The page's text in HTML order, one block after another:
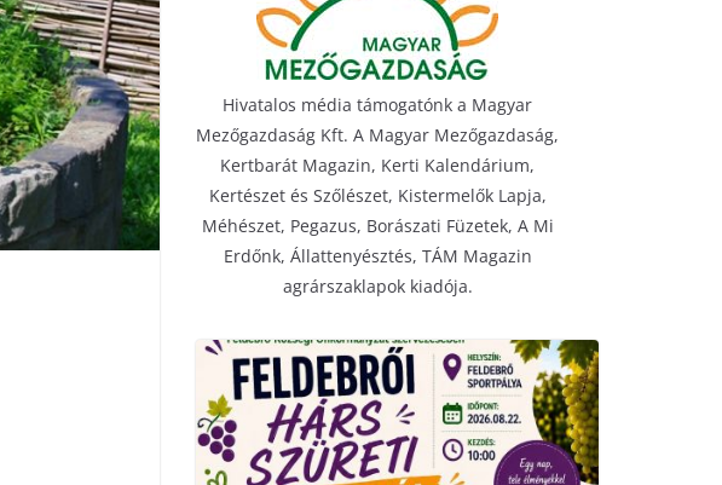
Hivatalos média támogatónk a Magyar
Mezőgazdaság Kft. A Magyar Mezőgazdaság,
Kertbarát Magazin, Kerti Kalendárium,
Kertészet és Szőlészet, Kistermelők Lapja,
Méhészet, Pegazus, Borászati Füzetek, A Mi
Erdőnk, Állattenyésztés, TÁM Magazin
agrárszaklapok kiadója.